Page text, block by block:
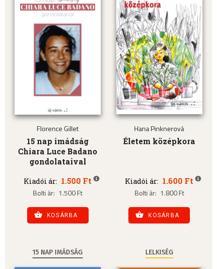
Florence Gillet
15 nap imádság
Chiara Luce Badano
gondolataival
Kiadói ár: 1.500 Ft
Bolti ár: 1.500 Ft
KOSÁRBA
Hana Pinknerová
Életem középkora
Kiadói ár: 1.600 Ft
Bolti ár: 1.800 Ft
KOSÁRBA
15 NAP IMÁDSÁG LELKISÉG